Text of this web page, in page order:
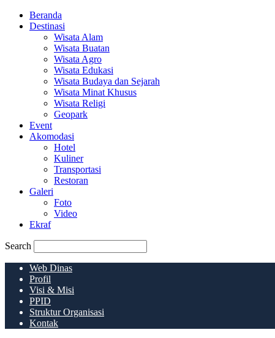
Beranda
Destinasi
Wisata Alam
Wisata Buatan
Wisata Agro
Wisata Edukasi
Wisata Budaya dan Sejarah
Wisata Minat Khusus
Wisata Religi
Geopark
Event
Akomodasi
Hotel
Kuliner
Transportasi
Restoran
Galeri
Foto
Video
Ekraf
Search
Web Dinas
Profil
Visi & Misi
PPID
Struktur Organisasi
Kontak